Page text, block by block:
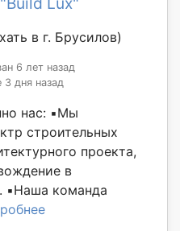
в г. Брусилов)
6 лет назад
3 дня назад
нас: ▪️Мы
строительных
проекта,
в
▪️Наша команда